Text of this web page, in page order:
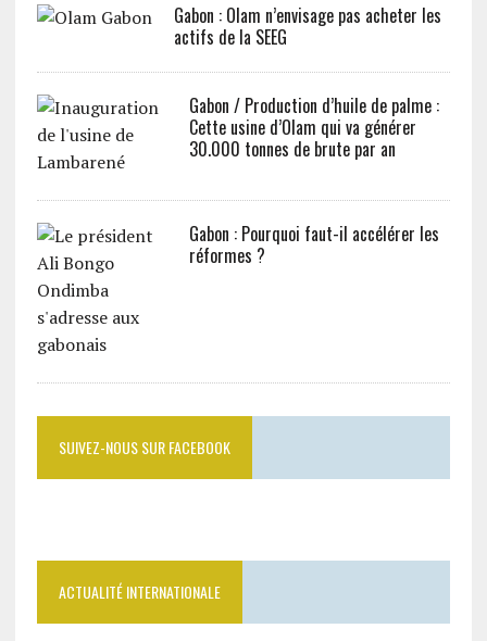
Gabon : Olam n’envisage pas acheter les
actifs de la SEEG
Gabon / Production d’huile de palme :
Cette usine d’Olam qui va générer
30.000 tonnes de brute par an
Gabon : Pourquoi faut-il accélérer les
réformes ?
SUIVEZ-NOUS SUR FACEBOOK
ACTUALITÉ INTERNATIONALE